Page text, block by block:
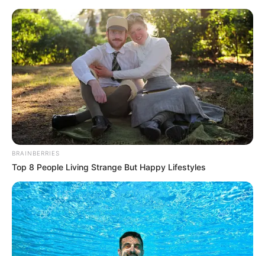
HOME
INSPIRASI
STYLE
FILM &
SERIES
NGAKAK
QUOTES
HYPE
MORE
BRAINBERRIES
Top 8 People Living Strange But Happy Lifestyles